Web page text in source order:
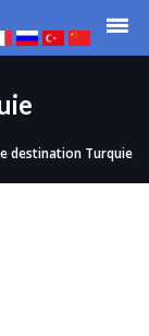
destination Turquie